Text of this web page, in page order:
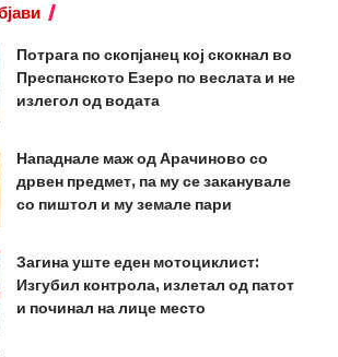
Потрага по скопјанец кој скокнал во
Преспанското Езеро по веслата и не
излегол од водата
Нападнале маж од Арачиново со
дрвен предмет, па му се заканувале
со пиштол и му земале пари
Загина уште еден мотоциклист:
Изгубил контрола, излетал од патот
и починал на лице место